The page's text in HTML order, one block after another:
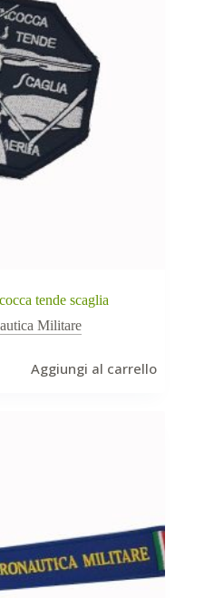
tende scaglia
Militare
Aggiungi al carrello